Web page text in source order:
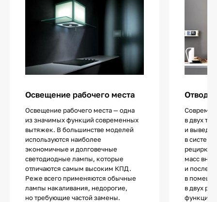
Освещение рабочего места
Освещение рабочего места — одна
из значимых функций современных
вытяжек. В большинстве моделей
используются наиболее
экономичные и долговечные
светодиодные лампы, которые
отличаются самым высоким КПД.
Реже всего применяются обычные
лампы накаливания, недорогие,
но требующие частой замены.
Отвод
в двух
и
в
масс
и
в
в двух